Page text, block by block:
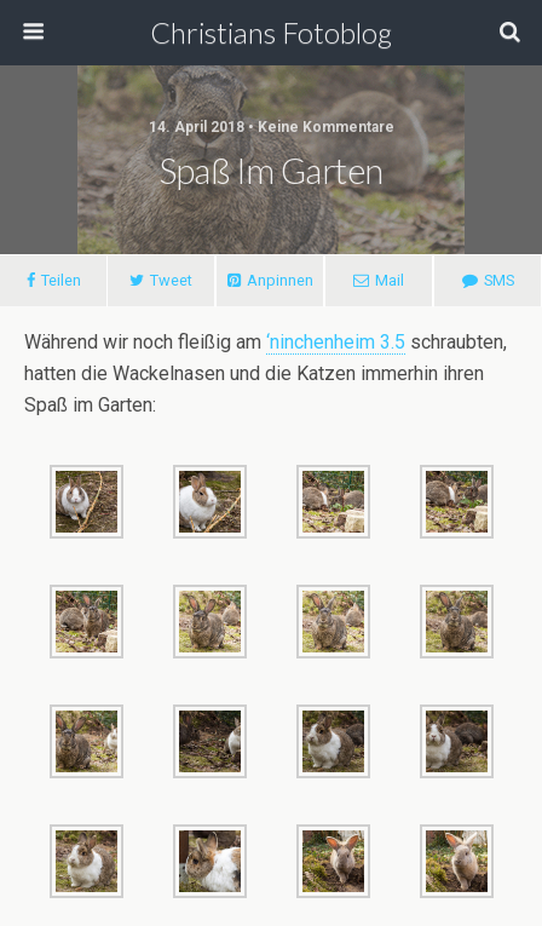
Christians Fotoblog
14. April 2018 • Keine Kommentare
Spaß Im Garten
Teilen Tweet Anpinnen Mail SMS
Während wir noch fleißig am ‘ninchenheim 3.5 schraubten,
hatten die Wackelnasen und die Katzen immerhin ihren
Spaß im Garten: